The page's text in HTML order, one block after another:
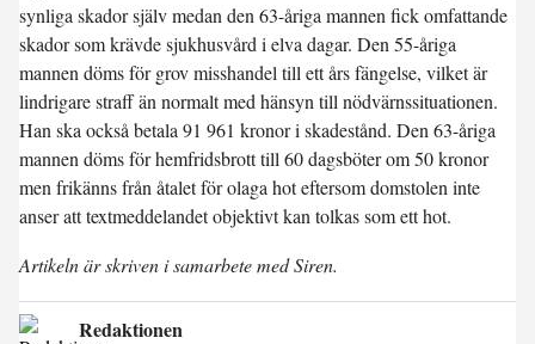
synliga skador själv medan den 63-åriga mannen fick omfattande
skador som krävde sjukhusvård i elva dagar. Den 55-åriga
mannen döms för grov misshandel till ett års fängelse, vilket är
lindrigare straff än normalt med hänsyn till nödvärnssituationen.
Han ska också betala 91 961 kronor i skadestånd. Den 63-åriga
mannen döms för hemfridsbrott till 60 dagsböter om 50 kronor
men frikänns från åtalet för olaga hot eftersom domstolen inte
anser att textmeddelandet objektivt kan tolkas som ett hot.
Artikeln är skriven i samarbete med Siren.
Redaktionen